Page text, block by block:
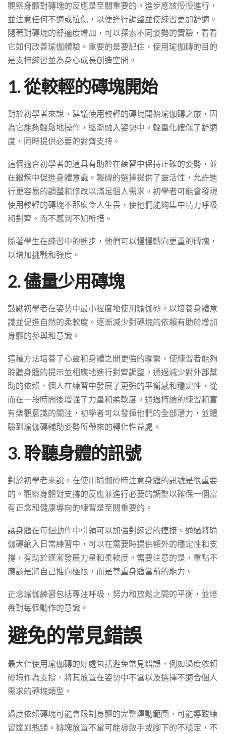
觀察身體對磚塊的反應是至關重要的。進步應該慢慢進行，
並注意任何不適或拉傷，以便進行調整並使練習更加舒適。
隨著對磚塊的舒適度增加，可以探索不同姿勢的實驗，看看
它如何改善瑜伽體驗。重要的是要記住，使用瑜伽磚的目的
是支持練習並為身心成長創造空間。
1. 從較輕的磚塊開始
對於初學者來說，建議使用較輕的磚塊開始瑜伽磚之旅，因
為它能夠輕鬆地操作，逐漸融入姿勢中。輕量化確保了舒適
度，同時提供必要的對齊支持。
這個適合初學者的道具有助於在練習中保持正確的姿勢，並
在鍛煉中促進身體意識。輕磚的選擇提供了靈活性，允許進
行更容易的調整和修改以滿足個人需求。初學者可能會發現
使用較輕的磚塊不那麼令人生畏，使他們能夠集中精力呼吸
和對齊，而不感到不知所措。
隨著學生在練習中的進步，他們可以慢慢轉向更重的磚塊，
以增加挑戰和強度。
2. 儘量少用磚塊
鼓勵初學者在姿勢中最小程度地使用瑜伽磚，以培養身體意
識並促進自然的柔軟度。逐漸減少對磚塊的依賴有助於增加
身體的參與和意識。
這種方法培養了心靈和身體之間更強的聯繫，使練習者能夠
聆聽身體的提示並相應地進行對齊調整。通過減少對外部幫
助的依賴，個人在練習中發展了更強的平衡感和穩定性，從
而在一段時間後增強了力量和柔軟度。通過持續的練習和富
有樂觀意識的關注，初學者可以發揮他們的全部潛力，並體
驗到瑜伽磚輔助姿勢所帶來的轉化性益處。
3. 聆聽身體的訊號
對於初學者來說，在使用瑜伽磚時注意身體的訊號是很重要
的。觀察身體對支撐的反應並進行必要的調整以確保一個富
有正念和健康導向的練習是至關重要的。
讓身體在每個動作中引領可以加強對練習的連接。通過將瑜
伽磚納入日常練習中，可以在需要時提供額外的穩定性和支
撐，有助於逐漸發展力量和柔軟度。需要注意的是，重點不
應該是將自己推向極限，而是尊重身體當前的能力。
正念瑜伽練習包括專注呼吸，努力和放鬆之間的平衡，並培
養對每個動作的意識。
避免的常見錯誤
最大化使用瑜伽磚的好處包括避免常見錯誤，例如過度依賴
磚塊作為支撐、將其放置在姿勢中不當以及選擇不適合個人
需求的磚塊類型。
過度依賴磚塊可能會限制身體的完整運動範圍，可能導致練
習達到瓶頸。磚塊放置不當可能導致手或腳下的不穩定，不